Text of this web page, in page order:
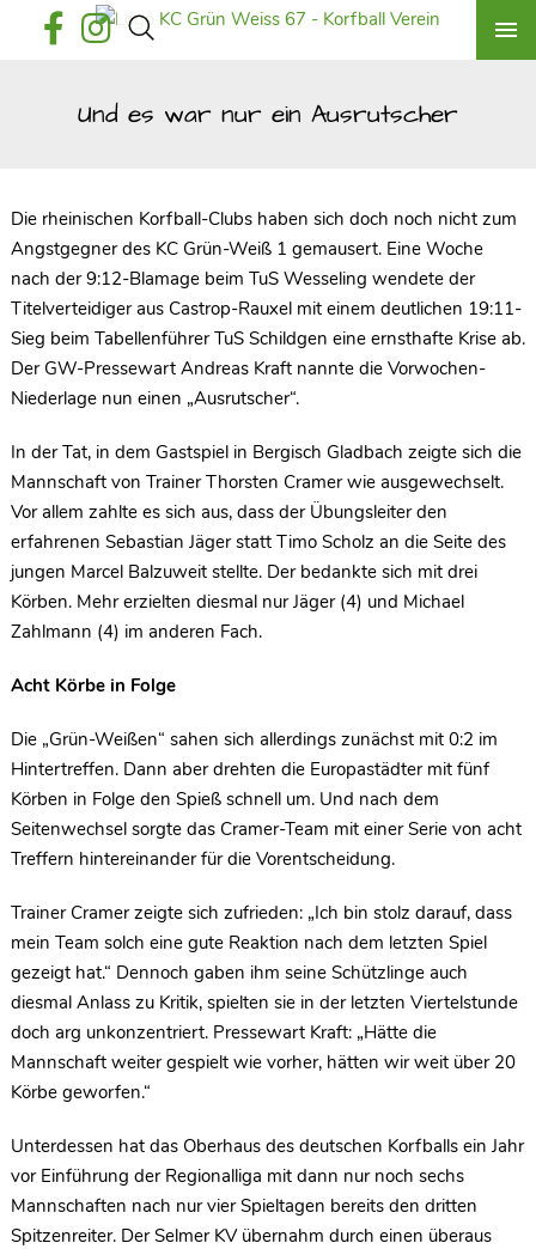
Und es war nur ein Ausrutscher
Die rheinischen Korfball-Clubs haben sich doch noch nicht zum
Angstgegner des KC Grün-Weiß 1 gemausert. Eine Woche
nach der 9:12-Blamage beim TuS Wesseling wendete der
Titelverteidiger aus Castrop-Rauxel mit einem deutlichen 19:11-
Sieg beim Tabellenführer TuS Schildgen eine ernsthafte Krise ab.
Der GW-Pressewart Andreas Kraft nannte die Vorwochen-
Niederlage nun einen „Ausrutscher“.
In der Tat, in dem Gastspiel in Bergisch Gladbach zeigte sich die
Mannschaft von Trainer Thorsten Cramer wie ausgewechselt.
Vor allem zahlte es sich aus, dass der Übungsleiter den
erfahrenen Sebastian Jäger statt Timo Scholz an die Seite des
jungen Marcel Balzuweit stellte. Der bedankte sich mit drei
Körben. Mehr erzielten diesmal nur Jäger (4) und Michael
Zahlmann (4) im anderen Fach.
Acht Körbe in Folge
Die „Grün-Weißen“ sahen sich allerdings zunächst mit 0:2 im
Hintertreffen. Dann aber drehten die Europastädter mit fünf
Körben in Folge den Spieß schnell um. Und nach dem
Seitenwechsel sorgte das Cramer-Team mit einer Serie von acht
Treffern hintereinander für die Vorentscheidung.
Trainer Cramer zeigte sich zufrieden: „Ich bin stolz darauf, dass
mein Team solch eine gute Reaktion nach dem letzten Spiel
gezeigt hat.“ Dennoch gaben ihm seine Schützlinge auch
diesmal Anlass zu Kritik, spielten sie in der letzten Viertelstunde
doch arg unkonzentriert. Pressewart Kraft: „Hätte die
Mannschaft weiter gespielt wie vorher, hätten wir weit über 20
Körbe geworfen.“
Unterdessen hat das Oberhaus des deutschen Korfballs ein Jahr
vor Einführung der Regionalliga mit dann nur noch sechs
Mannschaften nach nur vier Spieltagen bereits den dritten
Spitzenreiter. Der Selmer KV übernahm durch einen überaus